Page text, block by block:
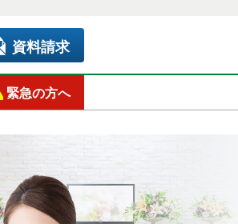
資料請求
緊急の方へ